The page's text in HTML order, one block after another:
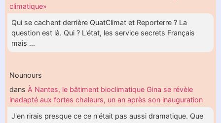
climatique»
Qui se cachent derrière QuatClimat et Reporterre ? La
question est là. Qui ? L'état, les service secrets Français
mais ...
Nounours
dans À Nantes, le bâtiment bioclimatique Gina se révèle
inadapté aux fortes chaleurs, un an après son inauguration
J'en rirais presque ce ce n'était pas aussi dramatique. Que